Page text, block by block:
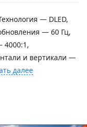
— DLED,
— 60 Гц,
4000:1,
и вертикали —
далее